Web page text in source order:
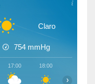
Claro
754 mmHg
17:00 18:00
›